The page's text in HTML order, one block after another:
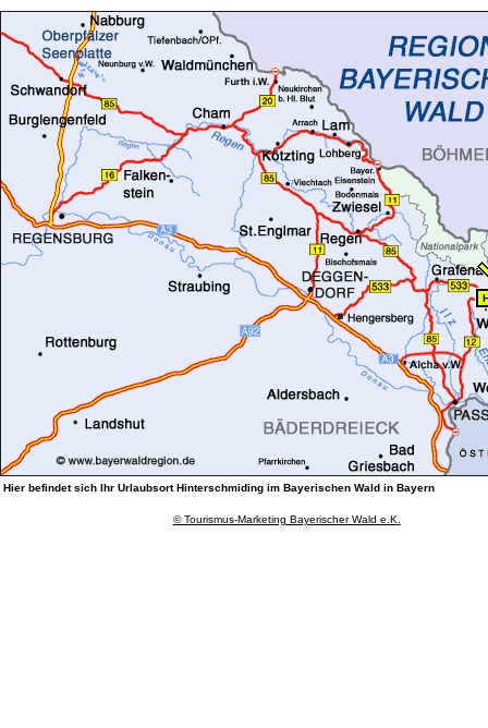
Hier befindet sich Ihr UrlaubsortHinterschmiding im Bayerischen Wald in Bayern
© Tourismus-Marketing Bayerischer Wald e.K.